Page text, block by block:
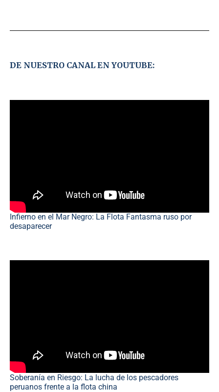
DE NUESTRO CANAL EN YOUTUBE:
Infierno en el Mar Negro: La Flota Fantasma ruso por
desaparecer
Soberanía en Riesgo: La lucha de los pescadores
peruanos frente a la flota china